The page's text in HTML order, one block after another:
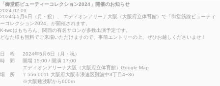
「御堂筋ビューティーコレクション2024」開催のお知らせ
2024.02.09
2024年5月6日（月・祝）、 エディオンアリーナ大阪（大阪府立体育館）で「御堂筋線ビューティ
ーコレクション2024」が開催されます。
K-twoはもちろん、関西の有名サロンが多数出演予定です。
どなた様も無料でご来場いただけますので、事前エントリーの上、ぜひお越しくださいませ！
日 程
2024年5月6日（月・祝）
時 間
開場 15:00 / 開演 17:00
場 所
エディオンアリーナ大阪（大阪府立体育館） Google Map
〒556-0011 大阪府大阪市浪速区難波中3丁目4−36
※大阪難波駅から600m